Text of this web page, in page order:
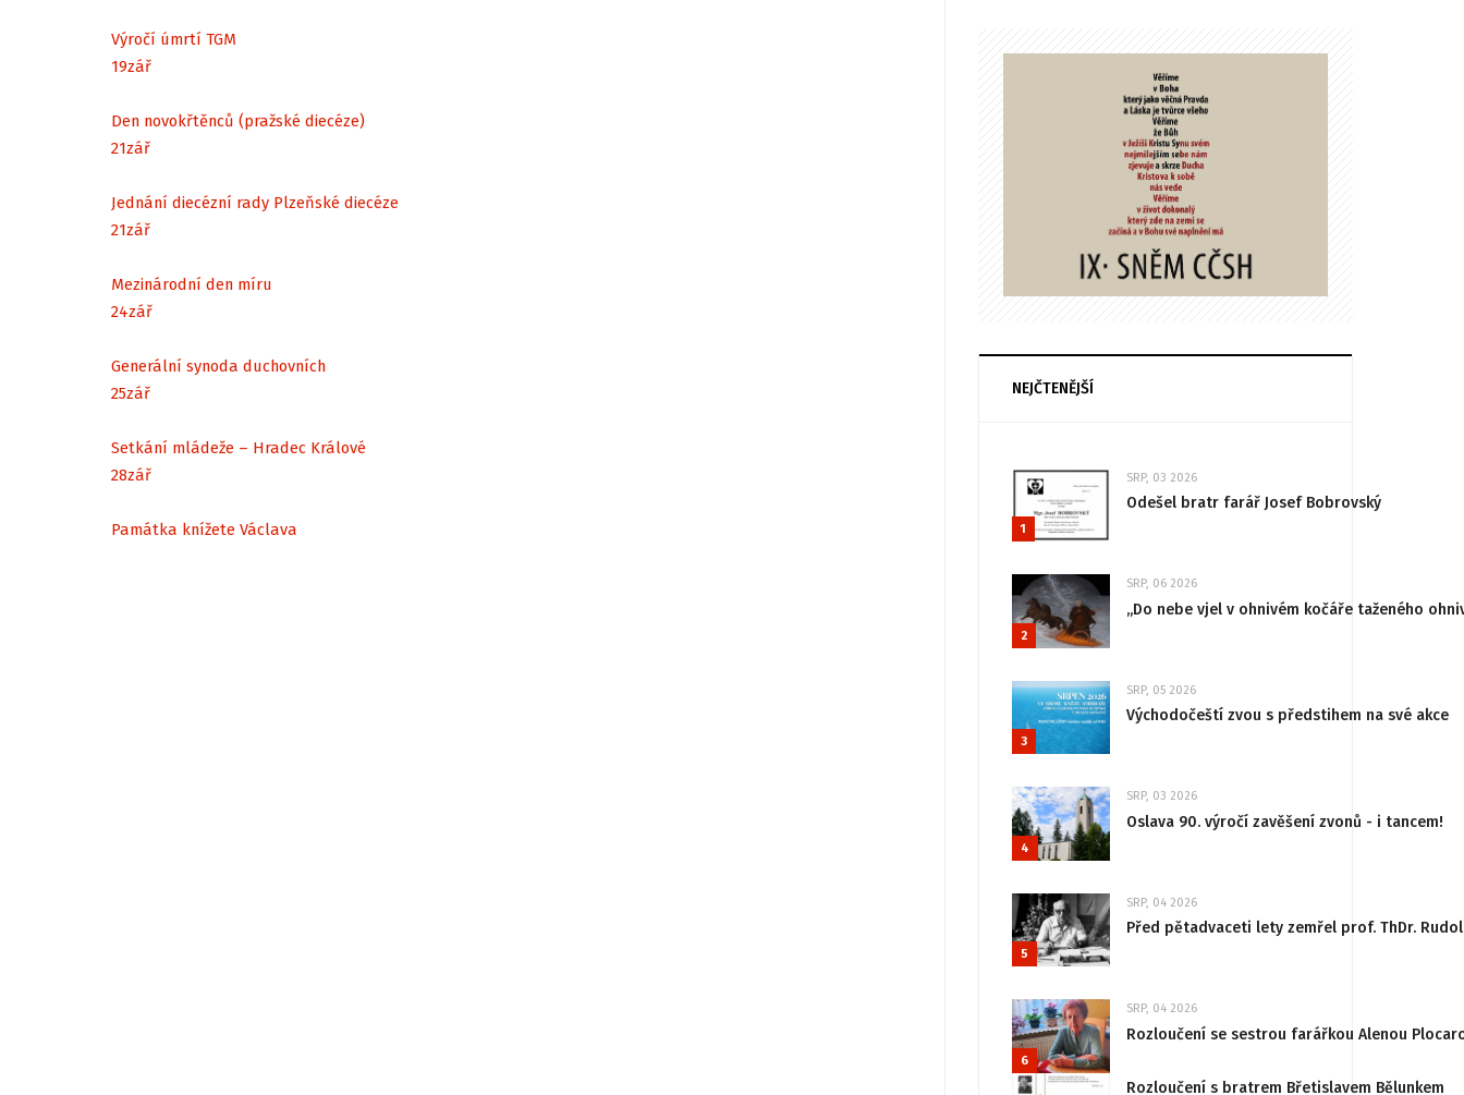
Výročí úmrtí TGM
19zář
Den novokřtěnců (pražské diecéze)
21zář
Jednání diecézní rady Plzeňské diecéze
21zář
Mezinárodní den míru
24zář
Generální synoda duchovních
25zář
Setkání mládeže – Hradec Králové
28zář
Památka knížete Václava
NEJČTENĚJŠÍ
1
SRP, 03 2026
Odešel bratr farář Josef Bobrovský
2
SRP, 06 2026
„Do nebe vjel v ohnivém kočáře taženého
3
SRP, 05 2026
Východočeští zvou s předstihem na své akce
4
SRP, 03 2026
Oslava 90. výročí zavěšení zvonů - i tancem!
5
SRP, 04 2026
Před pětadvaceti lety zemřel prof. ThDr.
6
SRP, 04 2026
Rozloučení se sestrou farářkou Alenou
Rozloučení s bratrem Břetislavem Bělunkem